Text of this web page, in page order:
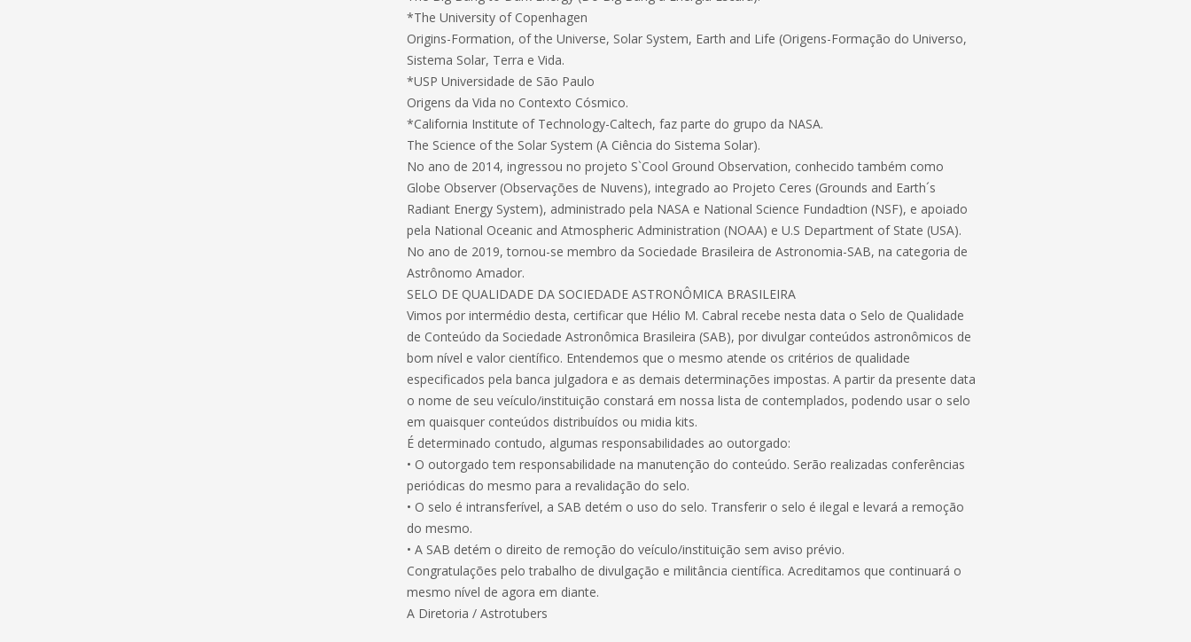
*The University of Copenhagen
Origins-Formation, of the Universe, Solar System, Earth and Life (Origens-Formação do Universo,
Sistema Solar, Terra e Vida.
*USP Universidade de São Paulo
Origens da Vida no Contexto Cósmico.
*California Institute of Technology-Caltech, faz parte do grupo da NASA.
The Science of the Solar System (A Ciência do Sistema Solar).
No ano de 2014, ingressou no projeto S`Cool Ground Observation, conhecido também como
Globe Observer (Observações de Nuvens), integrado ao Projeto Ceres (Grounds and Earth´s
Radiant Energy System), administrado pela NASA e National Science Fundadtion (NSF), e apoiado
pela National Oceanic and Atmospheric Administration (NOAA) e U.S Department of State (USA).
No ano de 2019, tornou-se membro da Sociedade Brasileira de Astronomia-SAB, na categoria de
Astrônomo Amador.
SELO DE QUALIDADE DA SOCIEDADE ASTRONÔMICA BRASILEIRA
Vimos por intermédio desta, certificar que Hélio M. Cabral recebe nesta data o Selo de Qualidade
de Conteúdo da Sociedade Astronômica Brasileira (SAB), por divulgar conteúdos astronômicos de
bom nível e valor científico. Entendemos que o mesmo atende os critérios de qualidade
especificados pela banca julgadora e as demais determinações impostas. A partir da presente data
o nome de seu veículo/instituição constará em nossa lista de contemplados, podendo usar o selo
em quaisquer conteúdos distribuídos ou midia kits.
É determinado contudo, algumas responsabilidades ao outorgado:
• O outorgado tem responsabilidade na manutenção do conteúdo. Serão realizadas conferências
periódicas do mesmo para a revalidação do selo.
• O selo é intransferível, a SAB detém o uso do selo. Transferir o selo é ilegal e levará a remoção
do mesmo.
• A SAB detém o direito de remoção do veículo/instituição sem aviso prévio.
Congratulações pelo trabalho de divulgação e militância científica. Acreditamos que continuará o
mesmo nível de agora em diante.
A Diretoria / Astrotubers